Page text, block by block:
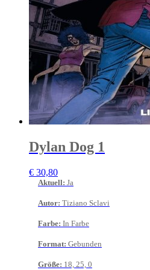
Dylan Dog 1
€ 30,80
Aktuell: Ja
Autor: Tiziano Sclavi
Farbe: In Farbe
Format: Gebunden
Größe: 18, 25, 0